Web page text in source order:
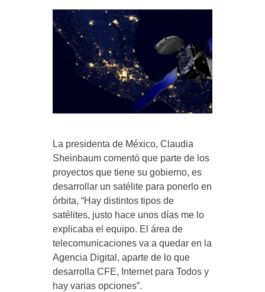
La presidenta de México, Claudia
Sheinbaum comentó que parte de los
proyectos que tiene su gobierno, es
desarrollar un satélite para ponerlo en
órbita, “Hay distintos tipos de
satélites, justo hace unos días me lo
explicaba el equipo. El área de
telecomunicaciones va a quedar en la
Agencia Digital, aparte de lo que
desarrolla CFE, Internet para Todos y
hay varias opciones”.